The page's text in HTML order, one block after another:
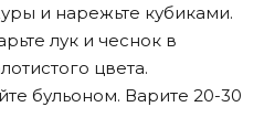
и нарежьте кубиками.
лук и чеснок в
цвета.
бульоном. Варите 20-30